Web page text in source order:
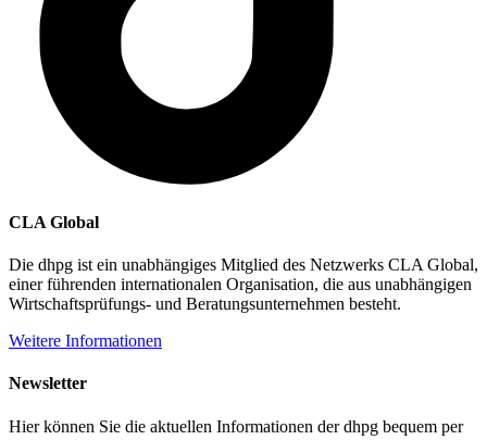
CLA Global
Die dhpg ist ein unabhängiges Mitglied des Netzwerks CLA Global,
einer führenden internationalen Organisation, die aus unabhängigen
Wirtschaftsprüfungs- und Beratungsunternehmen besteht.
Weitere Informationen
Newsletter
Hier können Sie die aktuellen Informationen der dhpg bequem per